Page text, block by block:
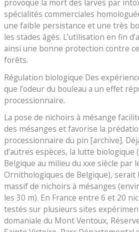
provoque la mort des larves par
spécialités commerciales
une faible persistance et une très
les stades âgés. L’utilisation en fin
ainsi une bonne protection contre
forêts.
Régulation biologique Des
que l’odeur du bouleau a un effet
processionnaire.
La pose de nichoirs à mésange
des mésanges et favorise la
processionnaire du pin [archive].
d’autres espèces, la lutte biologique
Belgique au milieu du xxe siècle par
Ornithologiques de Belgique), serait
massif de nichoirs à mésanges
les 30 m). En France entre 6 et 20
testés sur plusieurs sites
domaniale du Mont Ventoux,